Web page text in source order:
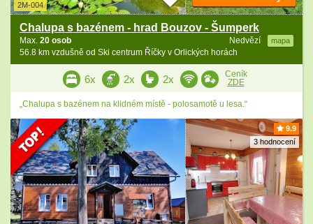
2M-004
Chalupa s bazénem - hrad Bouzov - Šumperk
Nedvězí mapa
Max. 20 osob
56.8 km vzdušně od Ski centrum Říčky v Orlických horách
6x 2x 2x
Ceník
ZDE
„Chalupa s bazénem na klidném místě - polosamotě u lesa.“
9.9
3 hodnocení